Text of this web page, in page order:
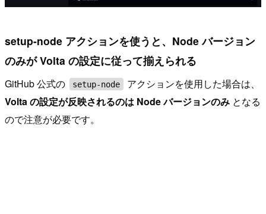
setup-node アクションを使うと、Node バージョン
のみが Volta の設定に従って揃えられる
GitHub 公式の setup-node
アクションを使用した場合は、
Volta の設定が反映されるのは Node バージョンのみ となる
ので注意が必要です。